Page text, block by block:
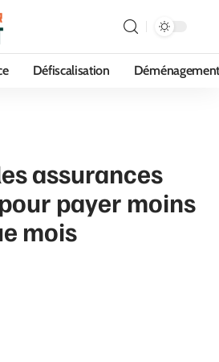
Défiscalisation Déménagement
assurances
payer moins
mois